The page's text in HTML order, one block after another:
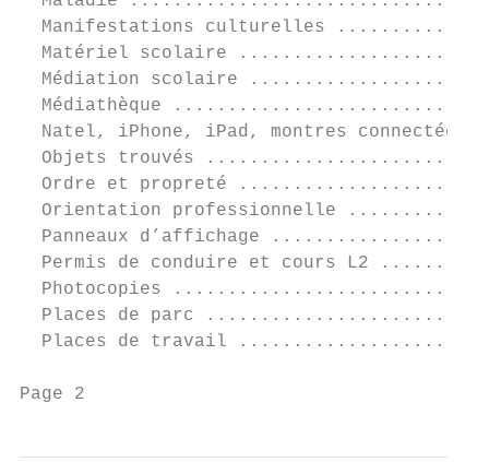
Manifestations culturelles
Matériel scolaire
Médiation scolaire
Médiathèque
Natel, iPhone, iPad, montres connectées
Objets trouvés
Ordre et propreté
Orientation professionnelle
Panneaux d’affichage
Permis de conduire et cours L2
Photocopies
Places de parc
Places de travail
Page 2